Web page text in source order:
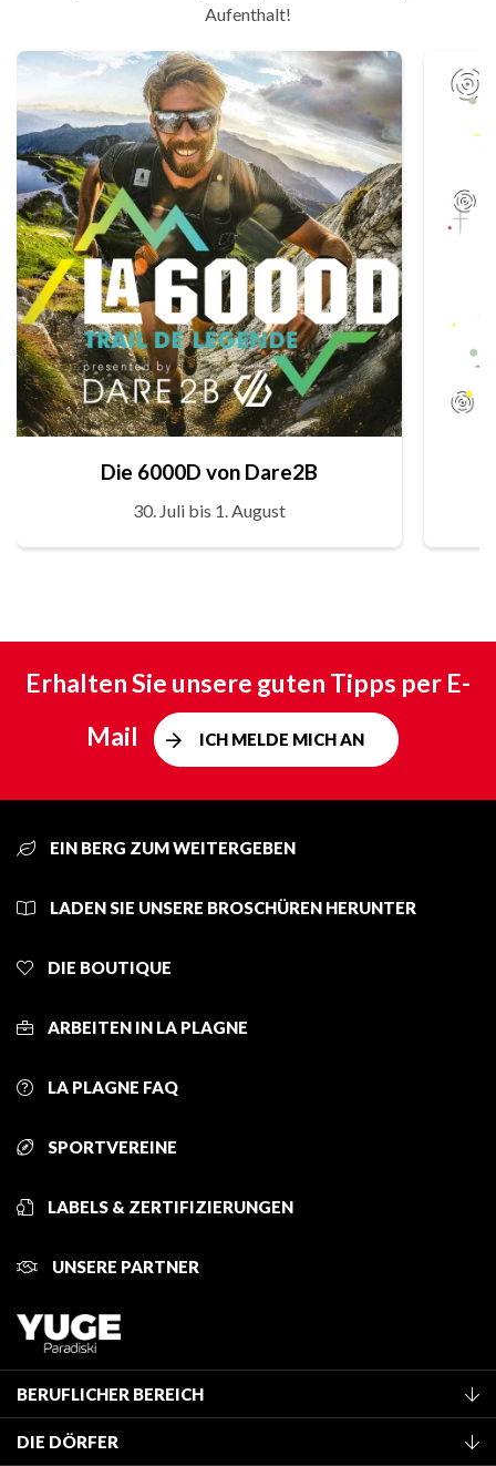
Aufenthalt!
Die 6000D von Dare2B
30. Juli bis 1. August
Erhalten Sie unsere guten Tipps per E-
Mail
ICH MELDE MICH AN
EIN BERG ZUM WEITERGEBEN
LADEN SIE UNSERE BROSCHÜREN HERUNTER
DIE BOUTIQUE
ARBEITEN IN LA PLAGNE
LA PLAGNE FAQ
SPORTVEREINE
LABELS & ZERTIFIZIERUNGEN
UNSERE PARTNER
BERUFLICHER BEREICH
Mitglied des Fremdenverkehrsamtes werden
DIE DÖRFER